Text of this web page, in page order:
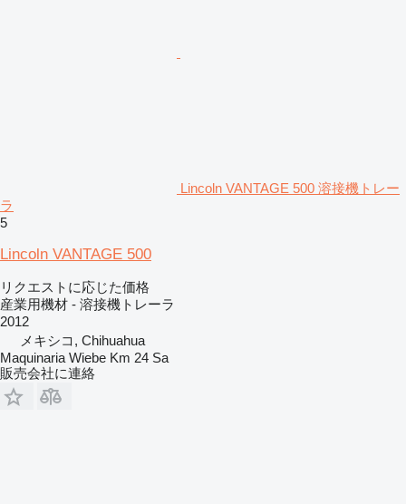
Lincoln VANTAGE 500 溶接機トレー
ラ
5
Lincoln VANTAGE 500
リクエストに応じた価格
産業用機材 - 溶接機トレーラ
2012
メキシコ, Chihuahua
Maquinaria Wiebe Km 24 Sa
販売会社に連絡